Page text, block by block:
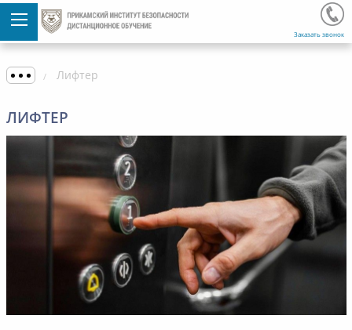
Заказать звонок
Лифтер
ЛИФТЕР